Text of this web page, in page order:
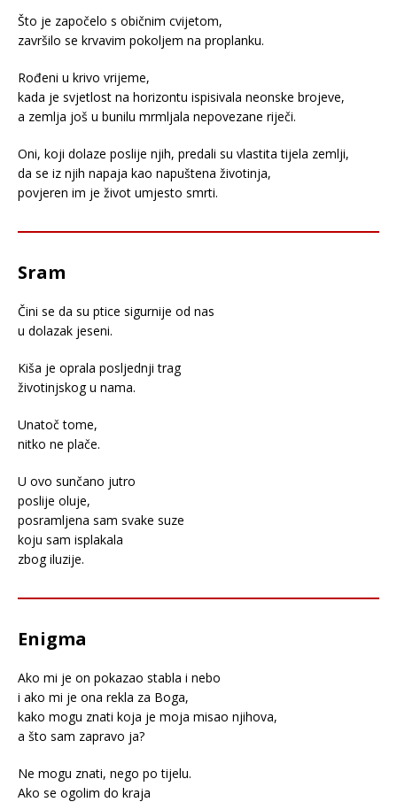
Što je započelo s običnim cvijetom,
završilo se krvavim pokoljem na proplanku.
Rođeni u krivo vrijeme,
kada je svjetlost na horizontu ispisivala neonske brojeve,
a zemlja još u bunilu mrmljala nepovezane riječi.
Oni, koji dolaze poslije njih, predali su vlastita tijela zemlji,
da se iz njih napaja kao napuštena životinja,
povjeren im je život umjesto smrti.
Sram
Čini se da su ptice sigurnije od nas
u dolazak jeseni.
Kiša je oprala posljednji trag
životinjskog u nama.
Unatoč tome,
nitko ne plače.
U ovo sunčano jutro
poslije oluje,
posramljena sam svake suze
koju sam isplakala
zbog iluzije.
Enigma
Ako mi je on pokazao stabla i nebo
i ako mi je ona rekla za Boga,
kako mogu znati koja je moja misao njihova,
a što sam zapravo ja?
Ne mogu znati, nego po tijelu.
Ako se ogolim do kraja